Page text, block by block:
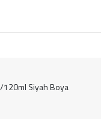
120ml Siyah Boya